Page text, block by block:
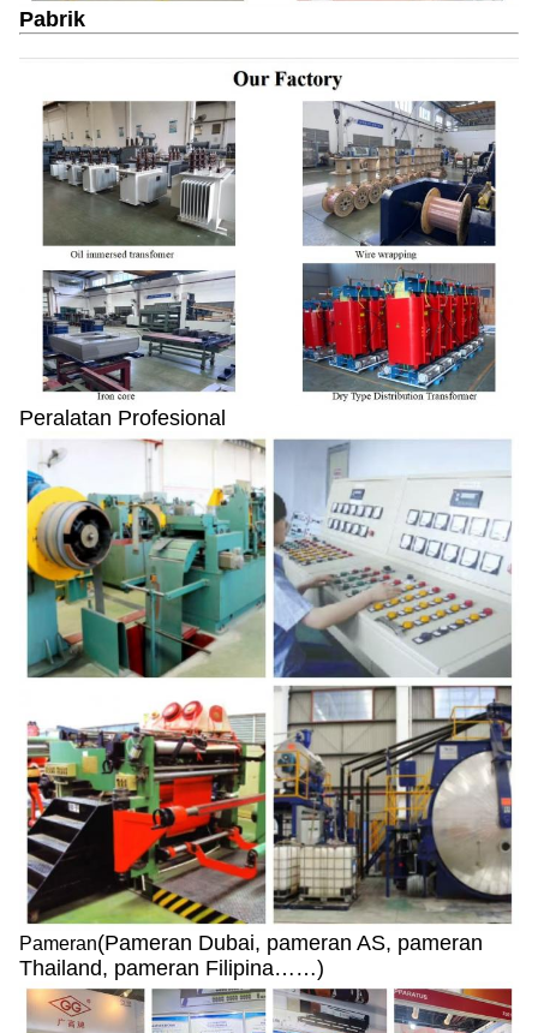
Pabrik
Peralatan Profesional
Pameran(Pameran Dubai, pameran AS, pameran
Thailand, pameran Filipina……)